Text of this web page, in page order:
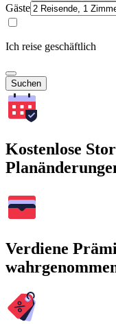
Gäste
Ich reise geschäftlich
Suchen
Kostenlose
Verdiene